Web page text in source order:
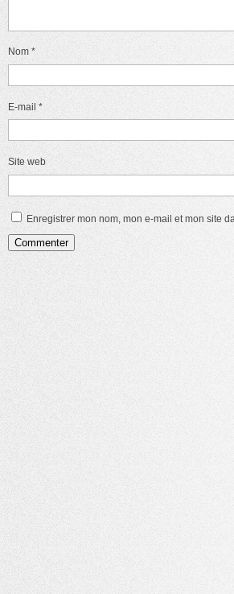
Nom *
E-mail *
Site web
Enregistrer mon nom, mon e-mail et mon site